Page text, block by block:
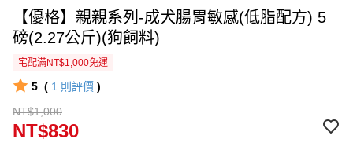
【優格】親親系列-成犬腸胃敏感(低脂配方) 5
磅(2.27公斤)(狗飼料)
宅配滿NT$1,000免運
5 ( 1 則評價 )
NT$1,000
NT$830